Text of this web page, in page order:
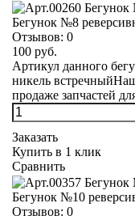
Бегунок №8
Отзывов: 0
100 руб.
Артикул данного
никель
продаже запчастей
Заказать
Купить в 1 клик
Сравнить
Бегунок №10
Отзывов: 0